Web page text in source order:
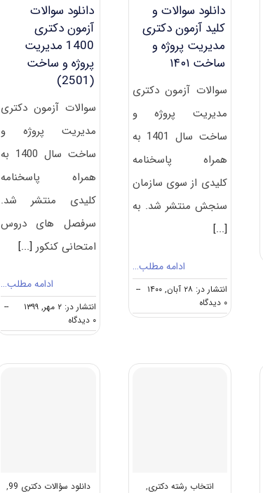
دانلود سوالات و
کلید آزمون دکتری
مدیریت پروژه و
ساخت ۱۴۰۱
سوالات آزمون دکتری
مدیریت پروژه و
ساخت سال 1401 به
همراه پاسخنامه
کلیدی از سوی سازمان
سنجش منتشر شد. به
[...]
ادامه مطلب…
انتشار در: ۲۸ آبان, ۱۴۰۰
--
۰ دیدگاه
دانلود
آزمون
دانلود سوالات
آزمون دکتری
1400 مدیریت
پروژه و ساخت
(2501)
سوالات آزمون دکتری
مدیریت پروژه و
ساخت سال 1400 به
همراه پاسخنامه
کلیدی منتشر شد.
سرفصل های دروس
امتحانی کنکور [...]
ادامه مطلب…
انتشار در: ۲ مهر, ۱۳۹۹
--
۰ دیدگاه
دانلود
انتخاب رشته دکتری, دانلود سؤالات دکتری 99 ,